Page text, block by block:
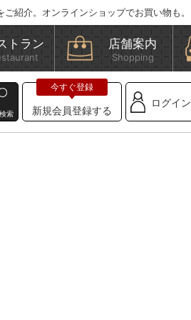
紹介。オンラインショップでお買い物も。
トラン 店舗案内
Shopping
索 新規会員登録する
ログイン